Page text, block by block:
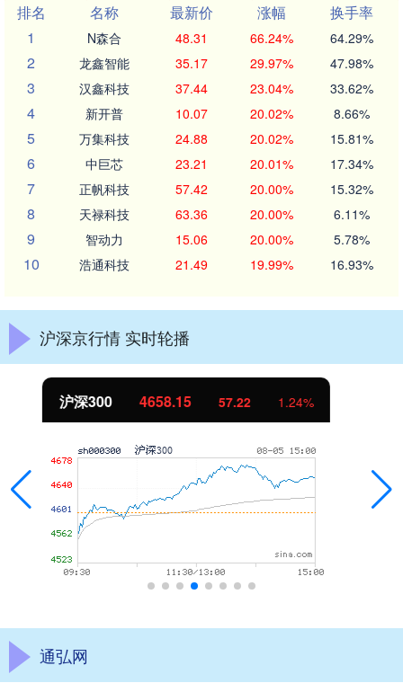
排名
名称 最新价 涨幅
换手率
1
N森合 48.31 66.24% 64.29%
2 龙鑫智能 35.17 29.97% 47.98%
3 汉鑫科技 37.44 23.04% 33.62%
4 新开普 10.07 20.02% 8.66%
5 万集科技 24.88 20.02% 15.81%
6 中巨芯 23.21 20.01% 17.34%
7 正帆科技 57.42 20.00% 15.32%
8 天禄科技 63.36 20.00% 6.11%
9 智动力 15.06 20.00% 5.78%
10 浩通科技 21.49 19.99% 16.93%
沪深京行情 实时轮播
北证50 1119.46 25.97 2.38%
通弘网